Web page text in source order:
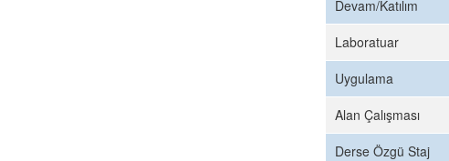
Devam/Katılım
Laboratuar
Uygulama
Alan Çalışması
Derse Özgü Staj